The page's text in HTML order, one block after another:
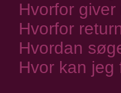
Hvorfor
Hvorfor
Hvordan
Hvor kan